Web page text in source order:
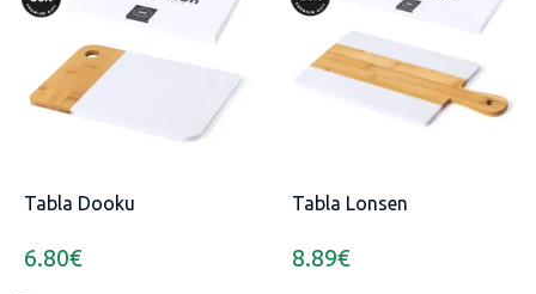
Tabla Dooku
6.80€
Tabla Lonsen
8.89€